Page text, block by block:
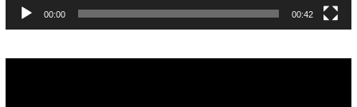
00:00 00:42